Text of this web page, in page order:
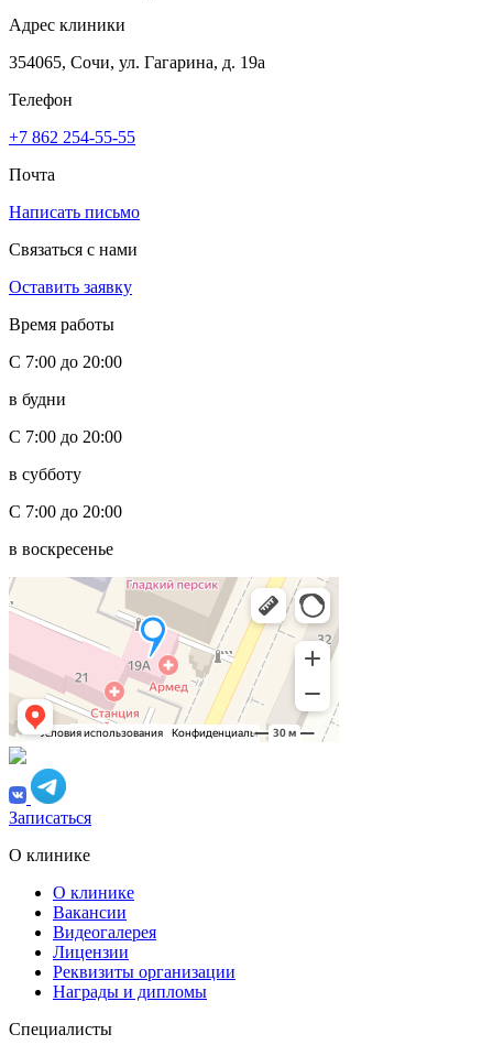
Адрес клиники
354065, Сочи, ул. Гагарина, д. 19а
Телефон
+7 862 254-55-55
Почта
Написать письмо
Связаться с нами
Оставить заявку
Время работы
С 7:00 до 20:00
в будни
С 7:00 до 20:00
в субботу
С 7:00 до 20:00
в воскресенье
Записаться
О клинике
О клинике
Вакансии
Видеогалерея
Лицензии
Реквизиты организации
Награды и дипломы
Специалисты